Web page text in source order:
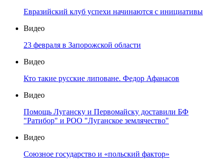
Евразийский клуб успехи начинаются с инициативы
Видео
23 февраля в Запорожской области
Видео
Кто такие русские липоване. Федор Афанасов
Видео
Помощь Луганску и Первомайску доставили БФ
"Ратибор" и РОО "Луганское землячество"
Видео
Союзное государство и «польский фактор»